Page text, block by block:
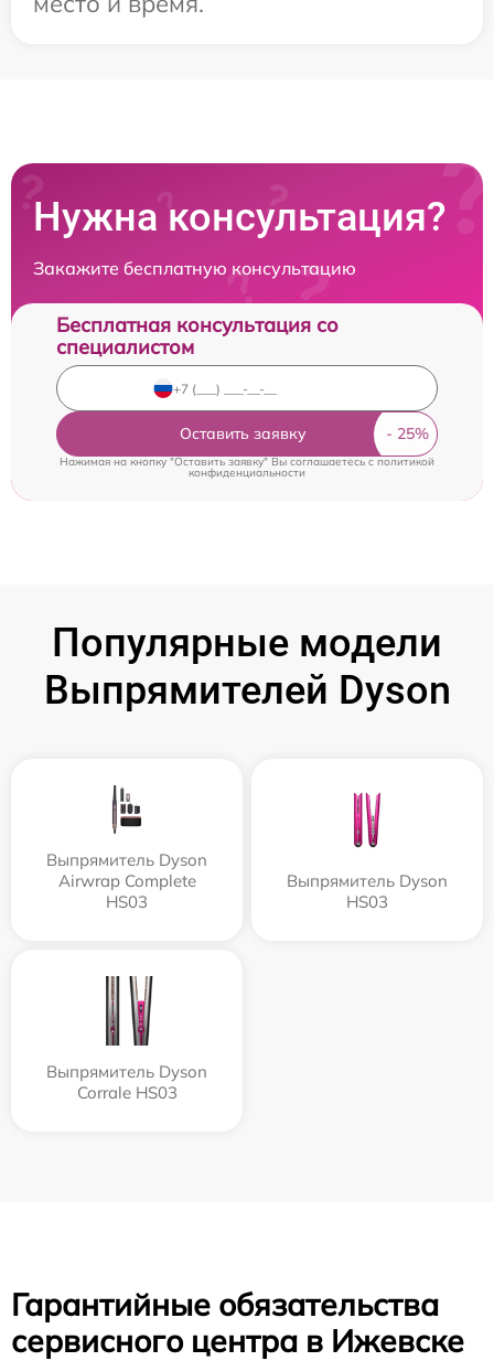
Нужна консультация?
Закажите бесплатную консультацию
Бесплатная консультация со
специалистом
Оставить заявку
Нажимая на кнопку "Оставить заявку" Вы соглашаетесь cполитикой
конфиденциальности
Популярные модели
Выпрямителей Dyson
Выпрямитель Dyson
Airwrap Complete
HS03
Выпрямитель Dyson
HS03
Выпрямитель Dyson
Corrale HS03
Гарантийные обязательства
сервисного центра в Ижевске